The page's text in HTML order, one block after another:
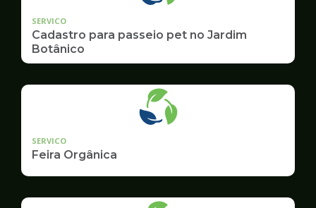
SERVICO
Cadastro para passeio pet no Jardim
Botânico
SERVICO
Feira Orgânica